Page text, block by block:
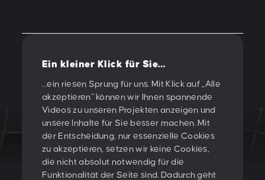
Ein kleiner Klick für Sie…
…ein riesen Sprung für uns. Mit Klick auf „Alle
akzeptieren“ können wir Ihnen spannende
Videos zu unseren Projekten anzeigen und
unsere Inhalte für Sie besser machen. Mit
der Entscheidung, nur essenzielle Cookies
zu akzeptieren, setzen wir keine Cookies,
die nicht absolut notwendig für die
Funktionalität der Seite sind. Dadurch geht
Vorherige/Nächste
LET'S CREATE